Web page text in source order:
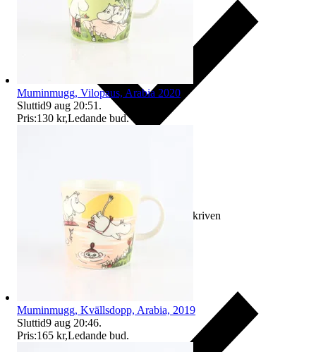
Ersättning om varan inte är som beskriven
Muminmugg, Vilopaus, Arabia 2020
Sluttid9 aug 20:51 .
Pris:130 kr,Ledande bud.
Muminmugg, Kvällsdopp, Arabia, 2019
Sluttid9 aug 20:46.
Pris:165 kr,Ledande bud.